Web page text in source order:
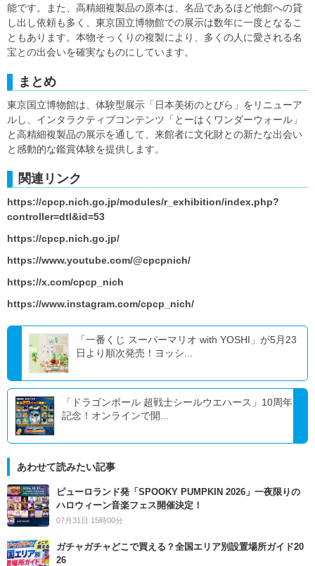
能です。また、高精細複製品の原本は、名品であるほど他館への貸
し出し依頼も多く、東京国立博物館での展示は数年に一度となるこ
ともあります。本物そっくりの複製により、多くの人に愛される名
宝との出会いを確実なものにしています。
まとめ
東京国立博物館は、体験型展示「日本美術のとびら」をリニューア
ルし、インタラクティブコンテンツ「とーはくワンダーウォール」
と高精細複製品の展示を通して、来館者に文化財との新たな出会い
と感動的な鑑賞体験を提供します。
関連リンク
https://cpcp.nich.go.jp/modules/r_exhibition/index.php?
controller=dtl&id=53
https://cpcp.nich.go.jp/
https://www.youtube.com/@cpcpnich/
https://x.com/cpcp_nich
https://www.instagram.com/cpcp_nich/
「一番くじ スーパーマリオ with YOSHI」が5月23
日より順次発売！ヨッシ...
「ドラゴンボール 超戦士シールウエハース」10周年
記念！オンラインで開...
あわせて読みたい記事
ピューロランド発「SPOOKY PUMPKIN 2026」一夜限りの
ハロウィーン音楽フェス開催決定！
07月31日 15時00分
ガチャガチャどこで買える？全国エリア別設置場所ガイド20
26